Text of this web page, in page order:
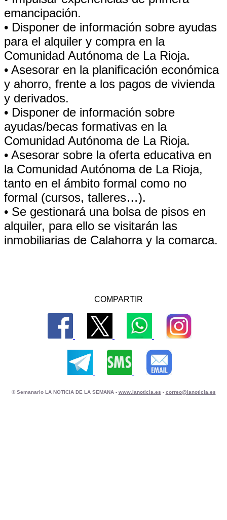
emancipación.
• Disponer de información sobre ayudas
para el alquiler y compra en la
Comunidad Autónoma de La Rioja.
• Asesorar en la planificación económica
y ahorro, frente a los pagos de vivienda
y derivados.
• Disponer de información sobre
ayudas/becas formativas en la
Comunidad Autónoma de La Rioja.
• Asesorar sobre la oferta educativa en
la Comunidad Autónoma de La Rioja,
tanto en el ámbito formal como no
formal (cursos, talleres…).
• Se gestionará una bolsa de pisos en
alquiler, para ello se visitarán las
inmobiliarias de Calahorra y la comarca.
COMPARTIR
© Semanario LA NOTICIA DE LA SEMANA - www.lanoticia.es - correo@lanoticia.es